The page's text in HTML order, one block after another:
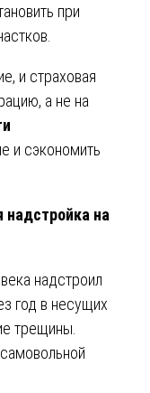
при
и страховая
а не на
и сэкономить
на
надстроил
год в несущих
трещины.